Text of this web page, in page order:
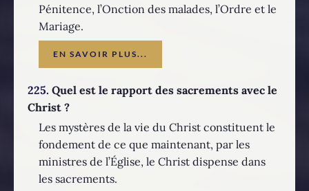
Pénitence, l’Onction des malades, l’Ordre et le
Mariage.
EN SAVOIR PLUS...
225. Quel est le rapport des sacrements avec le
Christ ?
Les mystères de la vie du Christ constituent le
fondement de ce que maintenant, par les
ministres de l’Église, le Christ dispense dans
les sacrements.